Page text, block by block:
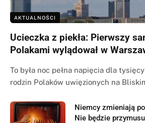
AKTUALNOŚCI
Ucieczka z piekła: Pierwszy
Polakami wylądował w
To była noc pełna napięcia dla
rodzin Polaków uwięzionych na
Niemcy zmieniają
Nie będzie